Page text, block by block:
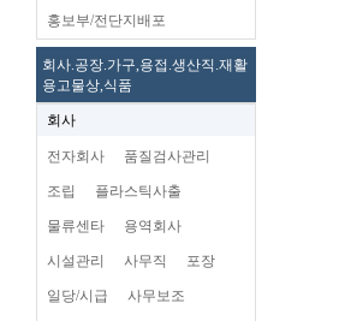
홍보부/전단지배포
회사.공장.가구,용접.생산직.재활
용고물상,식품
회사
전자회사 품질검사관리
조립 플라스틱사출
물류센타 용역회사
시설관리 사무직 포장
일당/시급 사무보조